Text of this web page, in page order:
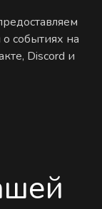
событиях на
Discord и